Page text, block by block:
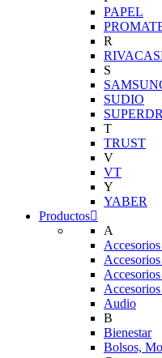
PAPEL
R
S
SUDIO
T
TRUST
V
VT
Y
YABER
Productos
A
Audio
B
Bienestar
Bolsos,